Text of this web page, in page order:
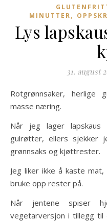
MINUTTER,
Lys
31. august
Rotgrønnsaker, herlige grønnsaker, kortreist og med
masse næring.
Når jeg lager
gulrøtter, ellers sjekker
grønnsaks og kjøttrester.
Jeg liker ikke å kaste
bruke opp rester på.
Når jentene spiser
vegetarversjon i tillegg til